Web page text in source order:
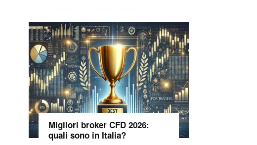
Migliori broker CFD 2026:
quali sono in Italia?